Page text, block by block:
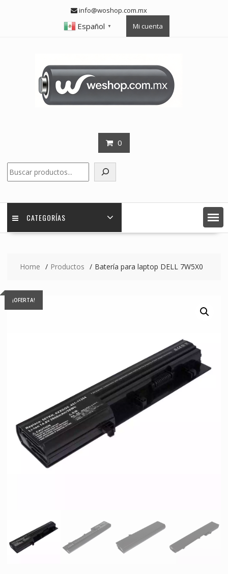
info@woshop.com.mx
Español ▼ Mi cuenta
0
CATEGORÍAS
Home Productos Batería para laptop DELL 7W5X0
¡OFERTA!